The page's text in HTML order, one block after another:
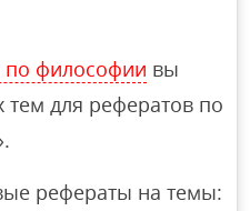
по философии вы
тем для рефератов по
рефераты на темы: